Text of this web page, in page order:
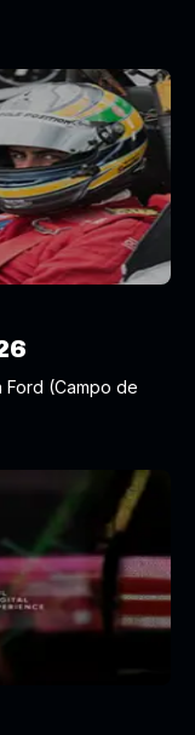
(Campo de